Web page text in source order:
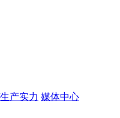
产实力 媒体中心